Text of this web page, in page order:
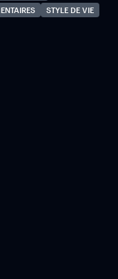
STYLE DE VIE